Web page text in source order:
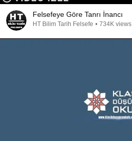
Felsefeye Göre Tanrı İnancı
HT Bilim Tarih Felsefe • 734K views